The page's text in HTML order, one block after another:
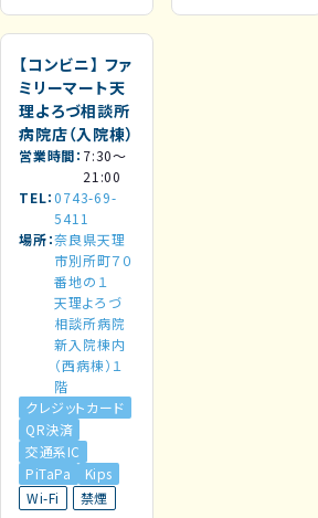
【コンビニ】 ファ
ミリーマート天
理よろづ相談所
病院店（入院棟）
営業時間 7:30～
21:00
TEL 0743-69-
5411
場所 奈良県天理
市別所町７０
番地の１
天理よろづ
相談所病院
新入院棟内
（西病棟）１
階
クレジットカード
QR決済
交通系IC
PiTaPa
Kips
Wi-Fi
禁煙